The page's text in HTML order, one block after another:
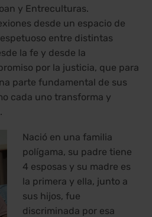
y Entreculturas.
desde un espacio de
entre distintas
la fe y desde la
por la justicia, que para
parte fundamental de sus
cada uno transforma y
Nació en una familia
polígama, su padre tiene
4 esposas y su madre es
la primera y ella, junto a
sus hijos, fue
discriminada por esa